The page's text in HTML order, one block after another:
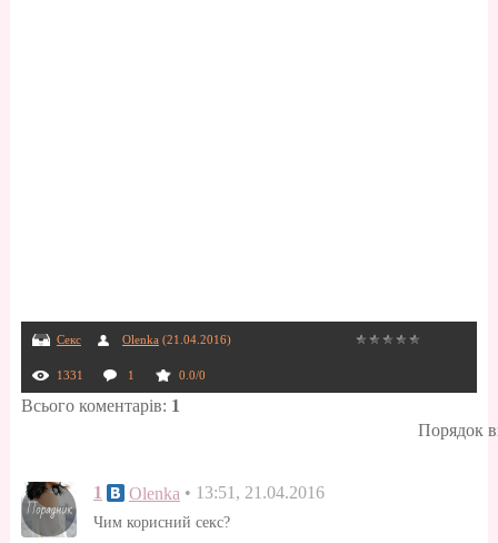
Секс Olenka (21.04.2016)
1331 1 0.0/0
Всього коментарів: 1
Порядок
1 Olenka • 13:51, 21.04.2016
Чим корисний секс?